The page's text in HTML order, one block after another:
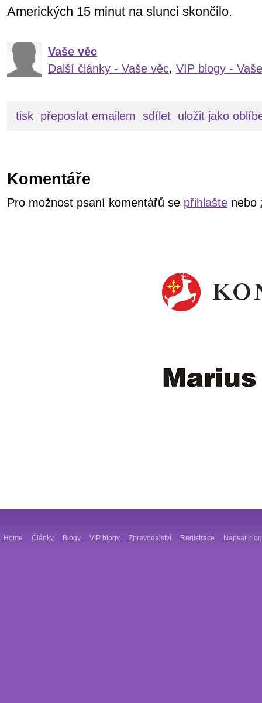
Amerických 15 minut na slunci skončilo.
Vaše věc
Další články - Vaše věc, VIP blogy -
tisk přeposlat emailem sdílet uložit jako
Komentáře
Pro možnost psaní komentářů se přihlašte nebo
Home Články Blogy VIP blogy Zpravodajství Registrace Napsat blog